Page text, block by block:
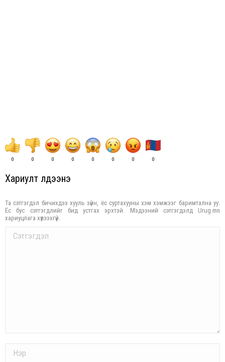
0 0 0 0 0 0 0 0
Хариулт үлдээнэ үү
Та сэтгэгдэл бичихдээ хууль зүйн, ёс суртахууны хэм хэмжээг баримтална уу.
Ёс бус сэтгэгдлийг бид устгах эрхтэй. Мэдээний сэтгэгдэлд Urug.mn
хариуцлага хүлээхгүй.
Comment